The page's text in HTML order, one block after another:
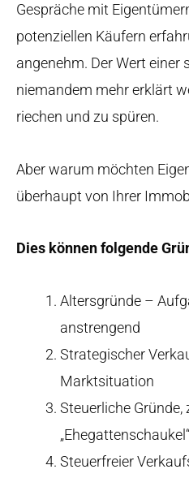
Gespräche mit
potenziellen Käufern
angenehm. Der Wert
niemandem mehr erklärt
riechen und zu spüren.
Aber warum möchten
überhaupt von Ihrer
Dies können folgende
Altersgründe –
anstrengend
Strategischer
Marktsituation
Steuerliche Gründe,
„Ehegattenschaukel“
Steuerfreier